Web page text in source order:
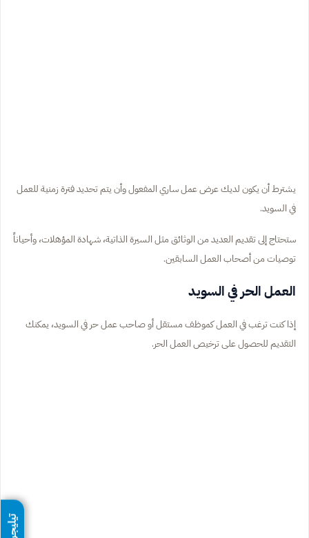
يشترط أن يكون لديك عرض عمل ساري المفعول وأن يتم تحديد فترة زمنية للعمل
في السويد.
ستحتاج إلى تقديم العديد من الوثائق مثل السيرة الذاتية، شهادة المؤهلات، وأحياناً
توصيات من أصحاب العمل السابقين.
العمل الحر في السويد
إذا كنت ترغب في العمل كموظف مستقل أو صاحب عمل حر في السويد، يمكنك
التقديم للحصول على ترخيص العمل الحر.